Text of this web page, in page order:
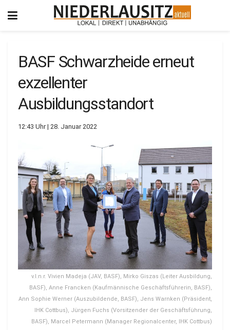
BASF Schwarzheide erneut
exzellenter
Ausbildungsstandort
12:43 Uhr | 28. Januar 2022
v.l.n.r. Vivien Madeja (JAV, BASF), Mirko Giszas (Leiter Ausbildung,
BASF), Anne Francken (Kaufmännische Geschäftsführerin, BASF),
Ann Sophie Werner (Auszubildende, BASF), Jens Warnken (Präsident,
IHK Cottbus), Jürgen Fuchs (Vorsitzender der Geschäftsführung,
BASF), Marcel Petermann (Manager Regionalcenter, IHK Cottbus)